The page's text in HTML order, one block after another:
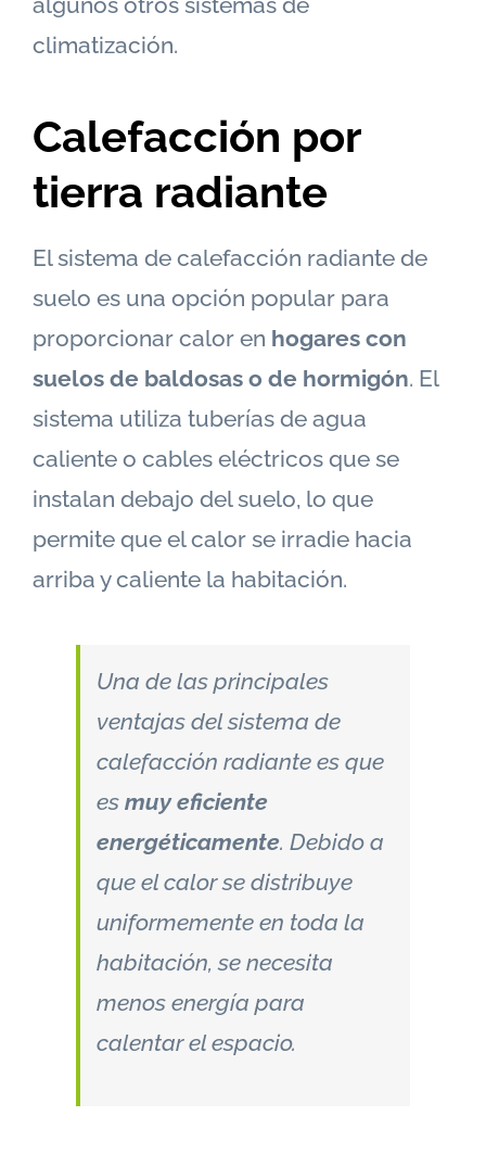
climatización.
Calefacción por
tierra radiante
El sistema de calefacción radiante de
suelo es una opción popular para
proporcionar calor en hogares con
suelos de baldosas o de hormigón. El
sistema utiliza tuberías de agua
caliente o cables eléctricos que se
instalan debajo del suelo, lo que
permite que el calor se irradie hacia
arriba y caliente la habitación.
Una de las principales
ventajas del sistema de
calefacción radiante es que
es muy eficiente
energéticamente. Debido a
que el calor se distribuye
uniformemente en toda la
habitación, se necesita
menos energía para
calentar el espacio.